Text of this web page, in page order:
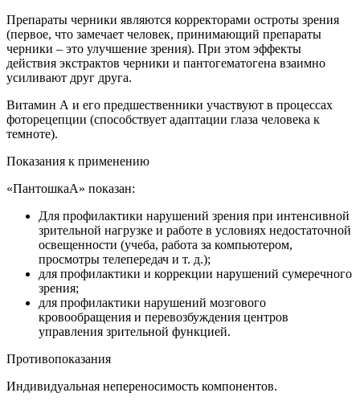
Препараты черники являются корректорами остроты зрения
(первое, что замечает человек, принимающий препараты
черники – это улучшение зрения). При этом эффекты
действия экстрактов черники и пантогематогена взаимно
усиливают друг друга.
Витамин А и его предшественники участвуют в процессах
фоторецепции (способствует адаптации глаза человека к
темноте).
Показания к применению
«Пантошка­А» показан:
Для профилактики нарушений зрения при интенсивной
зрительной нагрузке и работе в условиях недостаточной
освещенности (учеба, работа за компьютером,
просмотры телепередач и т. д.);
для профилактики и коррекции нарушений сумеречного
зрения;
для профилактики нарушений мозгового
кровообращения и перевозбуждения центров
управления зрительной функцией.
Противопоказания
Индивидуальная непереносимость компонентов.